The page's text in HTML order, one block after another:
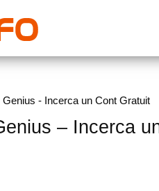
- Incerca un Cont Gratuit
– Incerca